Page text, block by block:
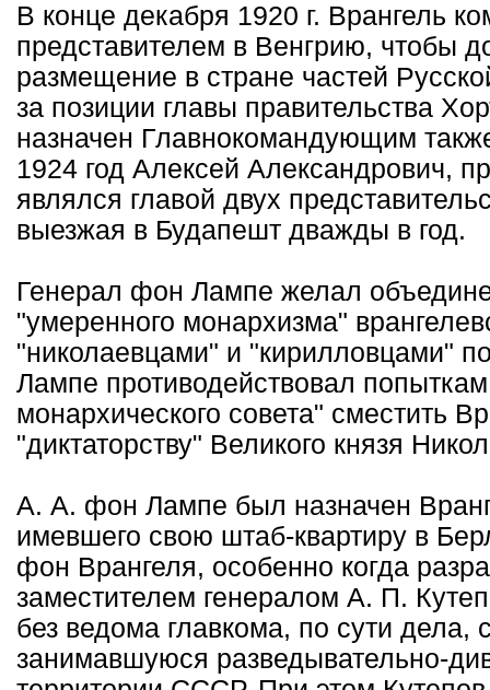
В конце декабря 1920 г. Врангель
представителем в Венгрию, чтобы
размещение в стране частей
за позиции главы правительства
назначен Главнокомандующим
1924 год Алексей Александрович,
являлся главой двух
выезжая в Будапешт дважды в год.
Генерал фон Лампе желал
"умеренного монархизма"
"николаевцами" и "кирилловцами"
Лампе противодействовал
монархического совета" сместить
"диктаторству" Великого князя
А. А. фон Лампе был назначен
имевшего свою штаб-квартиру в
фон Врангеля, особенно когда
заместителем генералом А. П.
без ведома главкома, по сути
занимавшуюся разведывательно-